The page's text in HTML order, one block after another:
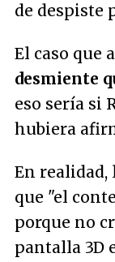
de despiste
El caso que
desmiente
eso sería si
hubiera
En realidad,
que "el
porque no
pantalla 3D